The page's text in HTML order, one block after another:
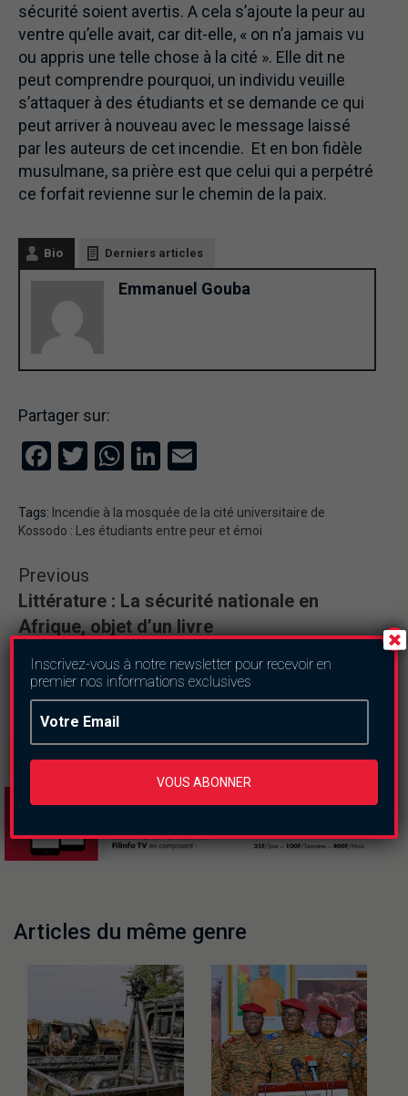
sécurité soient avertis. A cela s’ajoute la peur au
ventre qu’elle avait, car dit-elle, « on n’a jamais vu
ou appris une telle chose à la cité ». Elle dit ne
peut comprendre pourquoi, un individu veuille
s’attaquer à des étudiants et se demande ce qui
peut arriver à nouveau avec le message laissé
par les auteurs de cet incendie. Et en bon fidèle
musulmane, sa prière est que celui qui a perpétré
ce forfait revienne sur le chemin de la paix.
Bio Derniers articles
Emmanuel Gouba
Partager sur:
Facebook
Twitter
WhatsApp
LinkedIn
Tags: Incendie à la mosquée de la cité universitaire de
Kossodo : Les étudiants entre peur et émoi
Previous
Littérature : La sécurité nationale en
Afrique, objet d’un livre
Burkina : au moins 7 militaires tués dans
une embuscade
Articles du même genre
Inscrivez-vous à notre newsletter pour recevoir en
premier nos informations exclusives
VOUS ABONNER